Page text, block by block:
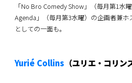
「No Bro Comedy Show」（毎月第1水
Agenda」（毎月第3水曜）の企画者兼
としての一面も。
Yurié Collins （ユリエ・コリン